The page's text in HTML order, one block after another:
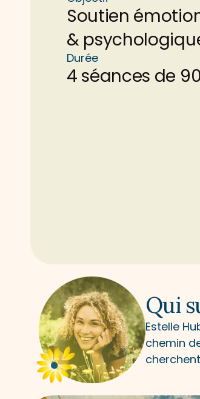
Soutien
&
Durée
4 séances de
Qui
Estelle
chemin